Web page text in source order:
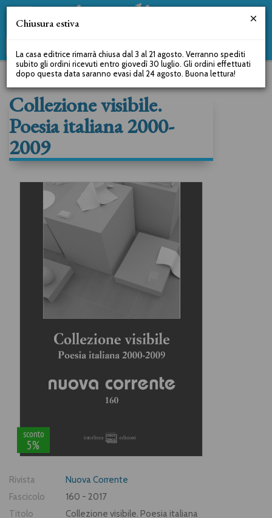
Collezione visibile.
Poesia italiana 2000-
2009
sconto
5%
Rivista
Nuova Corrente
Fascicolo
160 - 2017
Titolo
Collezione visibile. Poesia italiana
Chiusura estiva
La casa editrice rimarrà chiusa dal 3 al 21 agosto. Verranno spediti
subito gli ordini ricevuti entro giovedì 30 luglio. Gli ordini effettuati
dopo questa data saranno evasi dal 24 agosto. Buona lettura!